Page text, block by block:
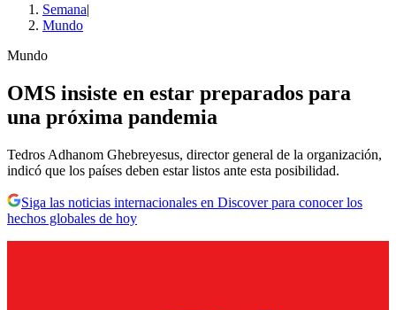
Semana|
Mundo
Mundo
OMS insiste en estar preparados para
una próxima pandemia
Tedros Adhanom Ghebreyesus, director general de la organización,
indicó que los países deben estar listos ante esta posibilidad.
Siga las noticias internacionales en Discover para conocer los
hechos globales de hoy